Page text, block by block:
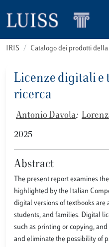
IRIS Catalogo dei prodotti
Licenze digitali e
ricerca
Antonio Davola;
2025
Abstract
The present report examines
highlighted by the Italian
digital versions of textbooks
students, and families. Digital
such as printing or copying,
and eliminate the possibility of